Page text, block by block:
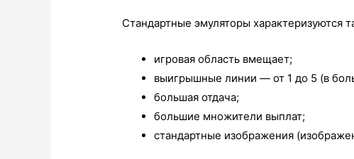
Стандартные эмуляторы характеризуются
игровая область вмещает;
выигрышные линии — от 1 до 5 (в
большая отдача;
большие множители выплат;
стандартные изображения